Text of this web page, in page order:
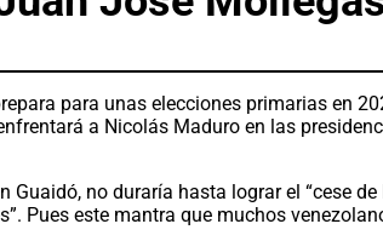
para unas elecciones primarias en
a Nicolás Maduro en las
Guaidó, no duraría hasta lograr el “cese de
Pues este mantra que muchos